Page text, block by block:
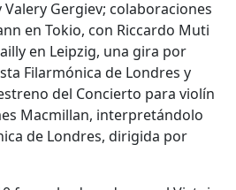
Gergiev; colaboraciones
en Tokio, con Riccardo Muti
en Leipzig, una gira por
Filarmónica de Londres y
del Concierto para violín
Macmillan, interpretándolo
de Londres, dirigida por